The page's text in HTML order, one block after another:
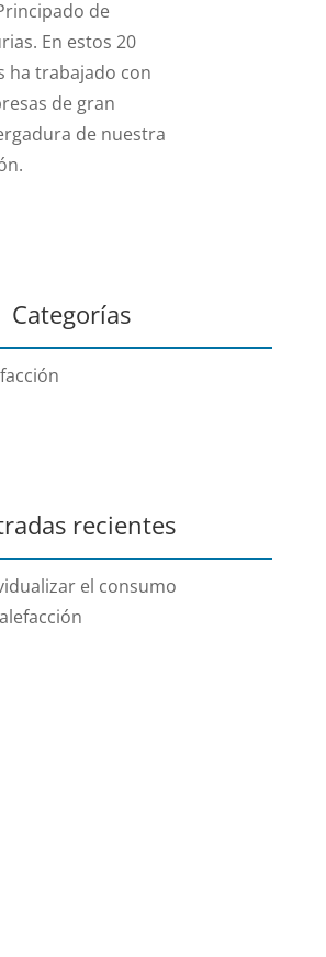
de
En estos 20
ha trabajado con
de gran
de nuestra
Categorías
recientes
el consumo